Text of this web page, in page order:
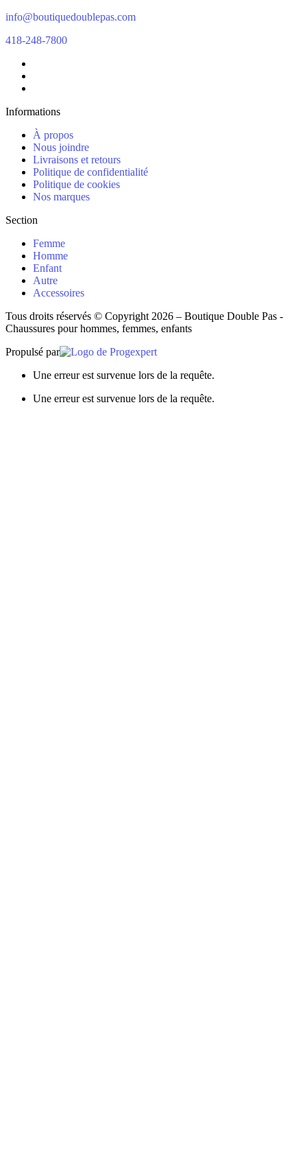
info@boutiquedoublepas.com
418-248-7800
Informations
À propos
Nous joindre
Livraisons et retours
Politique de confidentialité
Politique de cookies
Nos marques
Section
Femme
Homme
Enfant
Autre
Accessoires
Tous droits réservés © Copyright 2026 – Boutique Double Pas -
Chaussures pour hommes, femmes, enfants
Propulsé par
Une erreur est survenue lors de la requête.
Une erreur est survenue lors de la requête.